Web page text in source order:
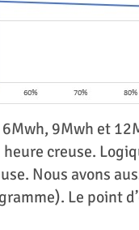
9Mwh et
creuse.
Nous avons
Le point